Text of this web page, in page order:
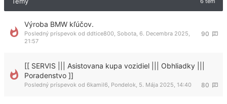
Výroba BMW kľúčov.
90
Posledný príspevok od ddtice800 Sobota, 6. Decembra 2025,
21:57
[[ SERVIS ||| Asistovana kupa vozidiel ||| Obhliadky |||
Poradenstvo ]]
80
Posledný príspevok od 6kamil6 Pondelok, 5. Mája 2025, 14:40